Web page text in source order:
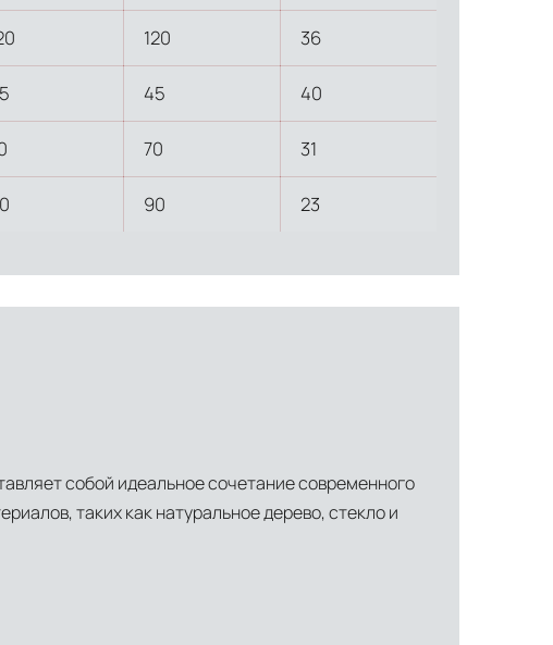
120 36
45 40
70 31
90 23
собой идеальное сочетание современного
таких как натуральное дерево, стекло и